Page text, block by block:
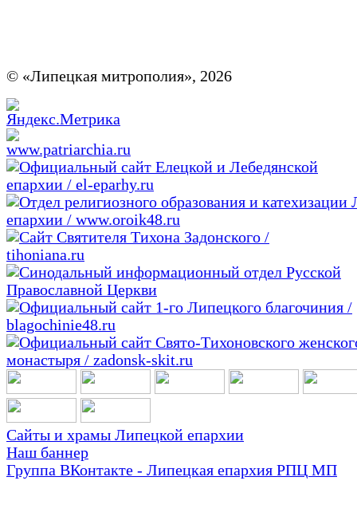
© «Липецкая митрополия», 2026
Сайты и храмы Липецкой епархии
Наш баннер
Группа ВКонтакте - Липецкая епархия РПЦ МП